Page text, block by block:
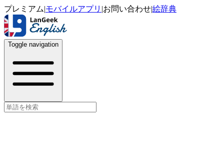
プレミアム|モバイルアプリ |お問い合わせ|絵辞典
Toggle navigation